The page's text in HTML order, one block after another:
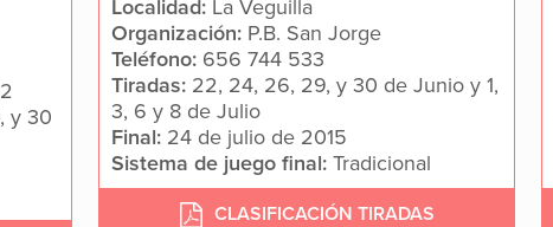
y 30
Localidad: La Veguilla
Organización: P.B. San Jorge
Teléfono: 656 744 533
Tiradas: 22, 24, 26, 29, y 30 de Junio y 1,
3, 6 y 8 de Julio
Final: 24 de julio de 2015
Sistema de juego final: Tradicional
CLASIFICACIÓN TIRADAS